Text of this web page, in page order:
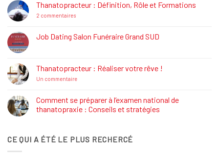
La
Réglementation
Funéraire
Thanatopracteur : Définition, Rôle et Formations
2 commentairessur
Définition,
Rôle
Job Dating Salon Funéraire Grand SUD
Job
Dating
Salon
SUD
Thanatopracteur : Réaliser votre rêve !
Un commentairesur
Réaliser
votre
rêve
Comment se préparer à l’examen national de
thanatopraxie : Conseils et stratégies
Comment
se
CE QUI A ÉTÉ LE PLUS RECHERCÉ